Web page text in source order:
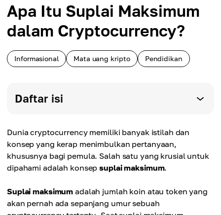
Apa Itu Suplai Maksimum
dalam Cryptocurrency?
Informasional Mata uang kripto Pendidikan
Daftar isi
Dunia cryptocurrency memiliki banyak istilah dan
konsep yang kerap menimbulkan pertanyaan,
khususnya bagi pemula. Salah satu yang krusial untuk
dipahami adalah konsepsuplai maksimum.
Suplai maksimum adalah jumlah koin atau token yang
akan pernah ada sepanjang umur sebuah